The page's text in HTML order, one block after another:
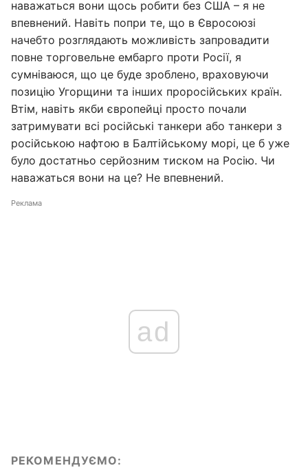
наважаться вони щось робити без США – я не
впевнений. Навіть попри те, що в Євросоюзі
начебто розглядають можливість запровадити
повне торговельне ембарго проти Росії, я
сумніваюся, що це буде зроблено, враховуючи
позицію Угорщини та інших проросійських країн.
Втім, навіть якби європейці просто почали
затримувати всі російські танкери або танкери з
російською нафтою в Балтійському морі, це б уже
було достатньо серйозним тиском на Росію. Чи
наважаться вони на це? Не впевнений.
Реклама
ad
РЕКОМЕНДУЄМО: